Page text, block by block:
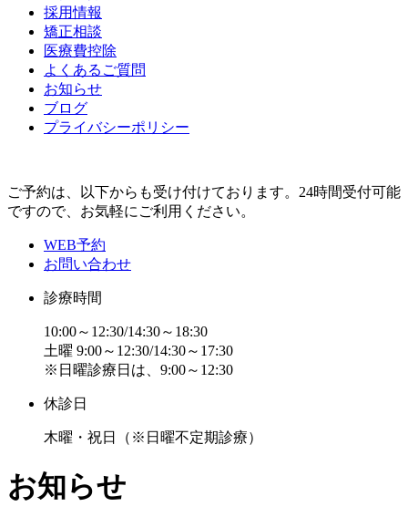
採用情報
矯正相談
医療費控除
よくあるご質問
お知らせ
ブログ
プライバシーポリシー
ご予約は、以下からも受け付けております。24時間受付可能
ですので、お気軽にご利用ください。
WEB予約
お問い合わせ
診療時間
10:00～12:30/14:30～18:30
土曜 9:00～12:30/14:30～17:30
※日曜診療日は、9:00～12:30
休診日
木曜・祝日 （※日曜不定期診療）
お知らせ